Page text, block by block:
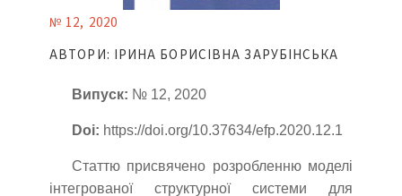
№ 12, 2020
АВТОРИ: ІРИНА БОРИСІВНА ЗАРУБІНСЬКА
Випуск: № 12, 2020
Doi: https://doi.org/10.37634/efp.2020.12.1
Статтю присвячено розробленню моделі
інтегрованої структурної системи для